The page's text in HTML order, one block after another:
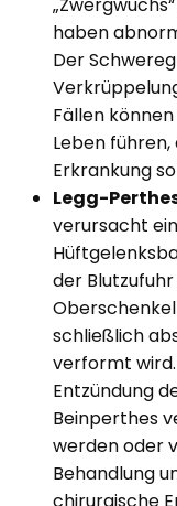
haben
Der
Fällen
Leben
Erkrankung
Legg-
verursacht
der
schließlich
verformt
Entzündung
Beinperthes
werden oder
Behandlung
chirurgische